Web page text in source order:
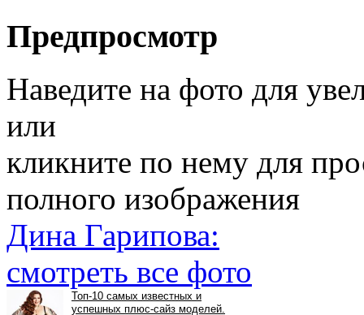
Предпросмотр
Наведите на фото для
или
кликните по нему для
полного изображения
Дина Гарипова:
смотреть все фото